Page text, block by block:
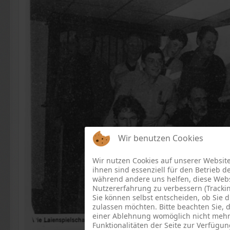
Wir benutzen Cookies
Wir nutzen Cookies auf unserer
ihnen sind essenziell für den Betrieb
während andere uns helfen, diese
Nutzererfahrung zu verbessern
Sie können selbst entscheiden, ob Sie
zulassen möchten. Bitte beachten Sie,
einer Ablehnung womöglich nicht
Funktionalitäten der Seite zur